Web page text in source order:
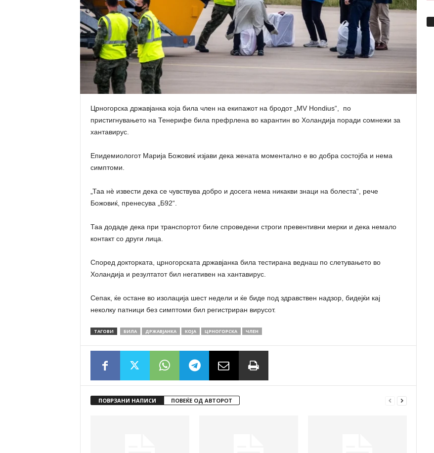
Црногорска државјанка која била член на екипажот на бродот „MV Hondius“, по
пристигнувањето на Тенерифе била префрлена во карантин во Холандија поради сомнежи за
хантавирус.
Епидемиологот Марија Божовиќ изјави дека жената моментално е во добра состојба и нема
симптоми.
„Таа нѐ извести дека се чувствува добро и досега нема никакви знаци на болеста“, рече
Божовиќ, пренесува „Б92“.
Таа додаде дека при транспортот биле спроведени строги превентивни мерки и дека немало
контакт со други лица.
Според докторката, црногорската државјанка била тестирана веднаш по слетувањето во
Холандија и резултатот бил негативен на хантавирус.
Сепак, ќе остане во изолација шест недели и ќе биде под здравствен надзор, бидејќи кај
неколку патници без симптоми бил регистриран вирусот.
ТАГОВИ БИЛА ДРЖАВЈАНКА КОЈА ЦРНОГОРСКА ЧЛЕН
ПОВРЗАНИ НАПИСИ ПОВЕЌЕ ОД АВТОРОТ